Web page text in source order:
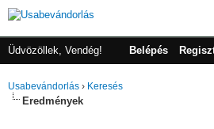
Üdvözöllek, Vendég! Belépés
Usabevándorlás › Keresés
Eredmények